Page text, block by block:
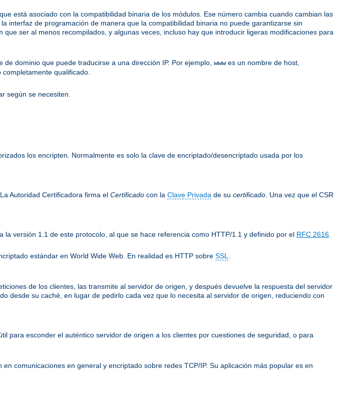
está asociado con la compatibilidad binaria de los módulos. Ese número cambia cuando cambian las
interfaz de programación de manera que la compatibilidad binaria no puede garantizarse sin
ser al menos recompilados, y algunas veces, incluso hay que introducir ligeras modificaciones para
dominio que puede traducirse a una dirección IP. Por ejemplo, wwwes un nombre de host,
qualificado.
según se necesiten.
los encripten. Normalmente es solo la clave de encriptado/desencriptado usada por los
Autoridad Certificadora firma el Certificado con la Clave Privada de su certificado . Una vez que el CSR
versión 1.1 de este protocolo, al que se hace referencia como HTTP/1.1 y definido por el RFC 2616
estándar en World Wide Web. En realidad es HTTP sobre SSL
de los clientes, las transmite al servidor de origen, y después devuelve la respuesta del servidor
desde su caché, en lugar de pedirlo cada vez que lo necesita al servidor de origen, reduciendo con
útil para esconder el auténtico servidor de origen a los clientes por cuestiones de seguridad, o para
comunicaciones en general y encriptado sobre redes TCP/IP. Su aplicación más popular es en